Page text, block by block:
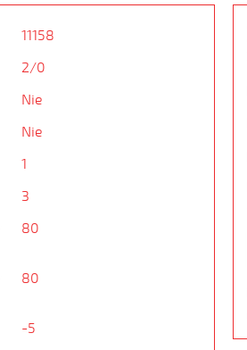
11158
2/0
Nie
Nie
1
3
80
80
-5